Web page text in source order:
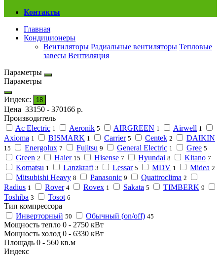
Контакты
Главная
Кондиционеры
Вентиляторы Радиальные вентиляторы Тепловые
завесы Вентиляция
Параметры
Параметры
Индекс: 18
Цена 33150 - 370166 р.
Производитель
Ac Electric 1 Aeronik 5 AIRGREEN 1 Airwell 1
Axioma 1 BISMARK 1 Carrier 5 Centek 2 DAIKIN
15 Energolux 7 Fujitsu 9 General Electric 1 Gree 5
Green 2 Haier 15 Hisense 7 Hyundai 8 Kitano 7
Komatsu 1 Lanzkraft 3 Lessar 5 MDV 1 Midea 2
Mitsubishi Heavy 8 Panasonic 9 Quattroclima 2
Radius 1 Rover 4 Rovex 1 Sakata 5 TIMBERK 9
Toshiba 3 Tosot 6
Тип компрессора
Инверторный 50 Обычный (on/off) 45
Мощность тепло 0 - 2750 кВт
Мощность холод 0 - 6330 кВт
Площадь 0 - 560 кв.м
Индекс